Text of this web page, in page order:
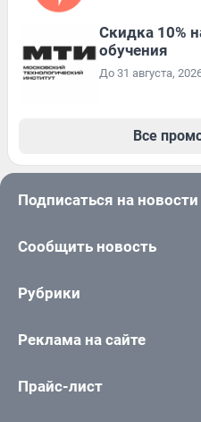
Скидка 10%
обучения
До 31 августа,
Все
Подписаться на новости
Сообщить новость
Рубрики
Реклама на сайте
Прайс-лист